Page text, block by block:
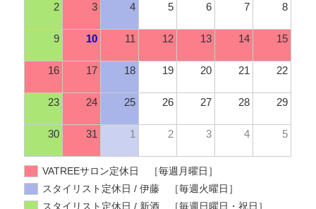
2 3 4 5 6 7 8
9 10 11 12 13 14 15
16 17 18 19 20 21 22
23 24 25 26 27 28 29
30 31 1 2 3 4 5
VATREEサロン定休日 ［毎週月曜日］
スタイリスト定休日 / 伊藤 ［毎週火曜日］
スタイリスト定休日 / 新酒 ［毎週日曜日・祝日］